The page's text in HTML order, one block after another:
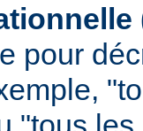
pour